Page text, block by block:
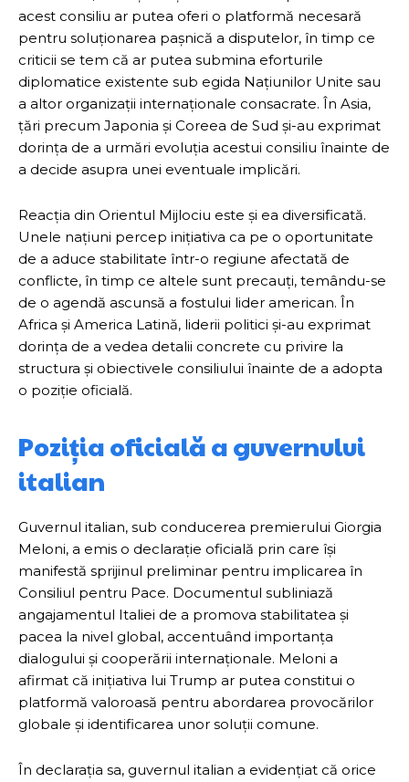
acest consiliu ar putea oferi o platformă necesară
pentru soluționarea pașnică a disputelor, în timp ce
criticii se tem că ar putea submina eforturile
diplomatice existente sub egida Națiunilor Unite sau
a altor organizații internaționale consacrate. În Asia,
țări precum Japonia și Coreea de Sud și-au exprimat
dorința de a urmări evoluția acestui consiliu înainte de
a decide asupra unei eventuale implicări.
Reacția din Orientul Mijlociu este și ea diversificată.
Unele națiuni percep inițiativa ca pe o oportunitate
de a aduce stabilitate într-o regiune afectată de
conflicte, în timp ce altele sunt precauți, temându-se
de o agendă ascunsă a fostului lider american. În
Africa și America Latină, liderii politici și-au exprimat
dorința de a vedea detalii concrete cu privire la
structura și obiectivele consiliului înainte de a adopta
o poziție oficială.
Poziția oficială a guvernului
italian
Guvernul italian, sub conducerea premierului Giorgia
Meloni, a emis o declarație oficială prin care își
manifestă sprijinul preliminar pentru implicarea în
Consiliul pentru Pace. Documentul subliniază
angajamentul Italiei de a promova stabilitatea și
pacea la nivel global, accentuând importanța
dialogului și cooperării internaționale. Meloni a
afirmat că inițiativa lui Trump ar putea constitui o
platformă valoroasă pentru abordarea provocărilor
globale și identificarea unor soluții comune.
În declarația sa, guvernul italian a evidențiat că orice